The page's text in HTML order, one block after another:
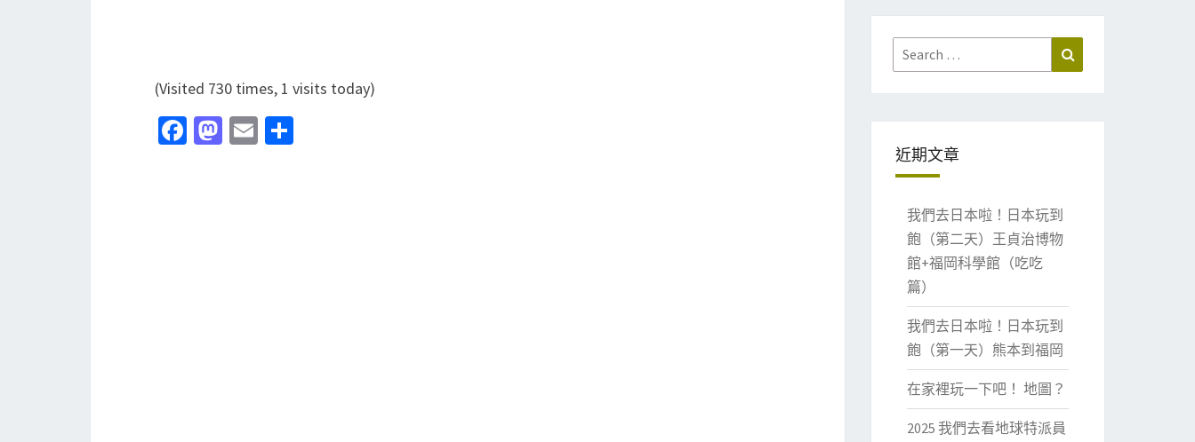
(Visited 730 times, 1 visits today)
Fa M E
Search
for:
近期文章
我們去日本啦！日本玩到
飽（第二天）王貞治博物
館+福岡科學館（吃吃
篇）
我們去日本啦！日本玩到
飽（第一天）熊本到福岡
在家裡玩一下吧！ 地圖？
2025 我們去看地球特派員